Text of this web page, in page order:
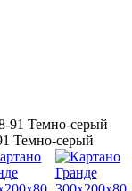
Темно-серый